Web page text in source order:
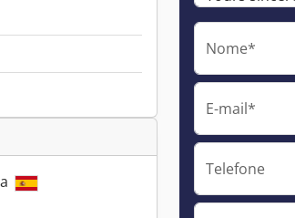
Nome*
E-mail*
Telefone